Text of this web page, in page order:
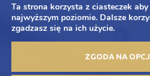
ul. Braci Prankel 1
47-100 Strzelce Opolskie
+48 77 463 00 65
Ta strona korzysta z ciasteczek
najwyższym poziomie. Dalsze
zgadzasz się na ich użycie.
ZGODA NA